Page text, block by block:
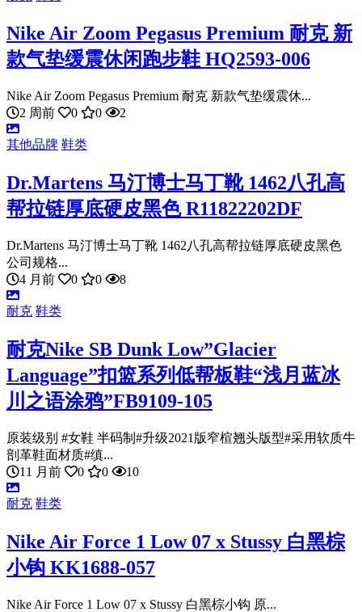
Nike Air Zoom Pegasus Premium 耐克 新
款气垫缓震休闲跑步鞋 HQ2593-006
Nike Air Zoom Pegasus Premium 耐克 新款气垫缓震休...
2 周前
0 0 2
其他品牌 鞋类
Dr.Martens 马汀博士马丁靴 1462八孔高
帮拉链厚底硬皮黑色 R11822202DF
Dr.Martens 马汀博士马丁靴 1462八孔高帮拉链厚底硬皮黑色
公司规格...
4 月前
0 0 8
耐克 鞋类
耐克Nike SB Dunk Low”Glacier
Language”扣篮系列低帮板鞋“浅月蓝冰
川之语涂鸦”FB9109-105
原装级别 #女鞋 半码制#升级2021版窄楦翘头版型#采用软质牛
剖革鞋面材质#缜...
11 月前
0 0 10
耐克 鞋类
Nike Air Force 1 Low 07 x Stussy 白黑棕
小钩 KK1688-057
Nike Air Force 1 Low 07 x Stussy 白黑棕小钩 原...